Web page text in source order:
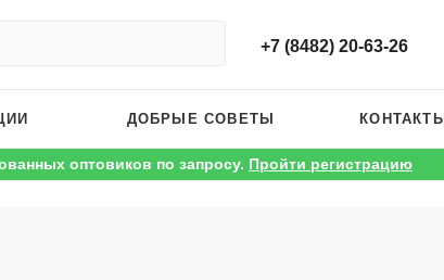
+7 (8482) 20-63-26
ДОБРЫЕ СОВЕТЫ КОНТАКТЫ
оптовиков по запросу. Пройти регистрацию